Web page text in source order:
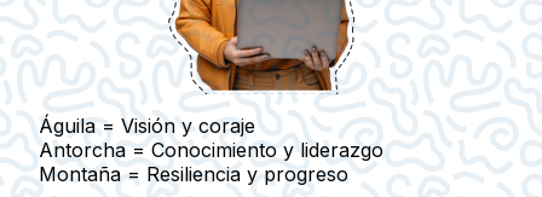
Águila = Visión y coraje
Antorcha = Conocimiento y liderazgo
Montaña = Resiliencia y progreso